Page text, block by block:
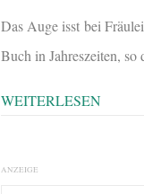
Das Auge isst bei
Buch in Jahreszeiten, so
WEITERLESEN
ANZEIGE